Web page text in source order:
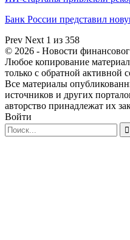
Банк России представил
Prev Next 1 из 358
© 2026 - Новости
Любое копирование
только с обратной активной
Все материалы
источников и других
авторство принадлежат их
Войти